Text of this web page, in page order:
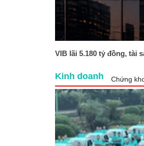
VIB lãi 5.180 tỷ đồng, tài
Kinh doanh Chứng